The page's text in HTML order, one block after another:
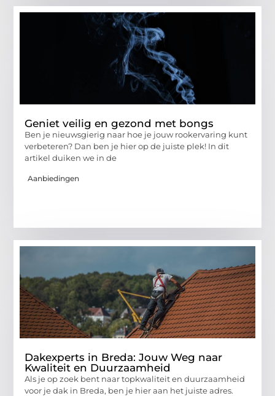
Geniet veilig en gezond met bongs
Ben je nieuwsgierig naar hoe je jouw rookervaring kunt
verbeteren? Dan ben je hier op de juiste plek! In dit
artikel duiken we in de
Aanbiedingen
Dakexperts in Breda: Jouw Weg naar
Kwaliteit en Duurzaamheid
Als je op zoek bent naar topkwaliteit en duurzaamheid
voor je dak in Breda, ben je hier aan het juiste adres.